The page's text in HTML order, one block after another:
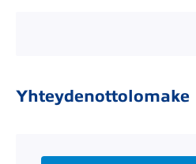
Yhteydenottolomake